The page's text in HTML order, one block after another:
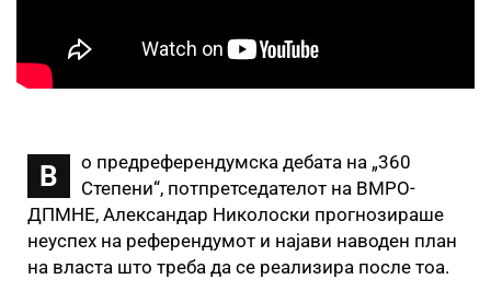
В
о предреферендумска дебата на „360
Степени“, потпретседателот на ВМРО-
ДПМНЕ, Александар Николоски прогнозираше
неуспех на референдумот и најави наводен план
на власта што треба да се реализира после тоа.